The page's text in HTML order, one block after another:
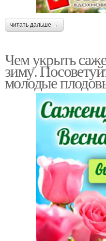
читать дальше →
Чем укрыть
зиму.
молодые